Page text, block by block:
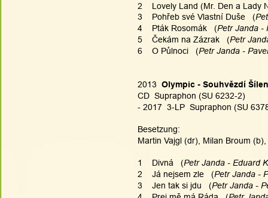
2    Lovely Land (Mr. Den a Lady
3    Pohřeb své Vlastní Duše   (
4    Pták Rosomák   (Petr Janda -
5    Čekám na Zázrak   (Petr
6    O Půlnoci   (Petr Janda -
2013 Olympic - Souhvězdí
CD  Supraphon (SU 6232-2)
- 2017  3-LP  Supraphon (SU
Besetzung:
Martin Vajgl (dr), Milan Broum
1    Divná   (Petr Janda - Eduard
2    Já nejsem zle   (Petr Janda -
3    Jen tak si jdu   (Petr Janda -